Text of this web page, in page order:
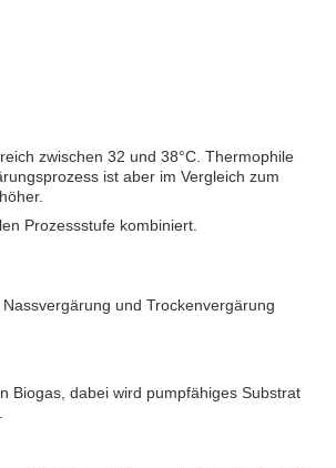
zwischen 32 und 38°C. Thermophile
ist aber im Vergleich zum
Prozessstufe kombiniert.
und Trockenvergärung
Biogas, dabei wird pumpfähiges Substrat